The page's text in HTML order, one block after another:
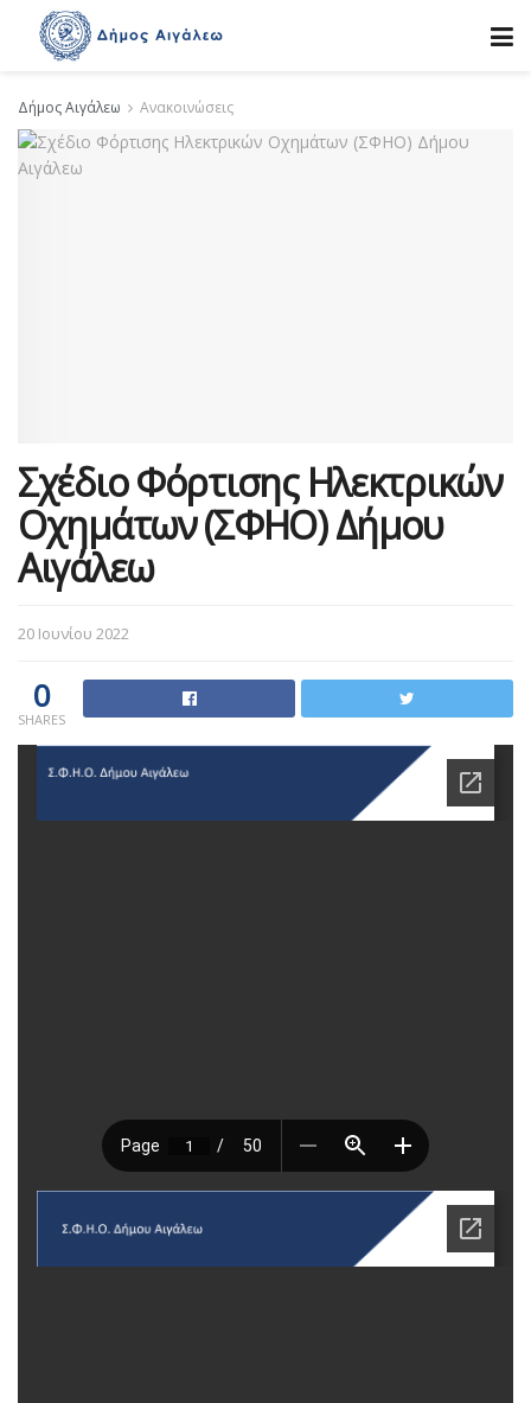
Δήμος Αιγάλεω Ανακοινώσεις
Σχέδιο Φόρτισης Ηλεκτρικών
Οχημάτων (ΣΦΗΟ) Δήμου
Αιγάλεω
20 Ιουνίου 2022
0
SHARES